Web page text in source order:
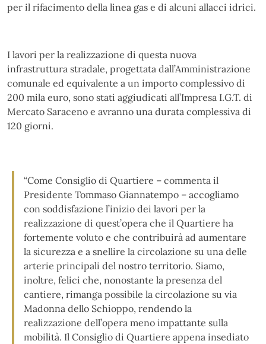
per il rifacimento della linea gas e di alcuni allacci idrici.
I lavori per la realizzazione di questa nuova
infrastruttura stradale, progettata dall’Amministrazione
comunale ed equivalente a un importo complessivo di
200 mila euro, sono stati aggiudicati all’Impresa I.G.T. di
Mercato Saraceno e avranno una durata complessiva di
120 giorni.
“Come Consiglio di Quartiere – commenta il
Presidente Tommaso Giannatempo – accogliamo
con soddisfazione l’inizio dei lavori per la
realizzazione di quest’opera che il Quartiere ha
fortemente voluto e che contribuirà ad aumentare
la sicurezza e a snellire la circolazione su una delle
arterie principali del nostro territorio. Siamo,
inoltre, felici che, nonostante la presenza del
cantiere, rimanga possibile la circolazione su via
Madonna dello Schioppo, rendendo la
realizzazione dell’opera meno impattante sulla
mobilità. Il Consiglio di Quartiere appena insediato